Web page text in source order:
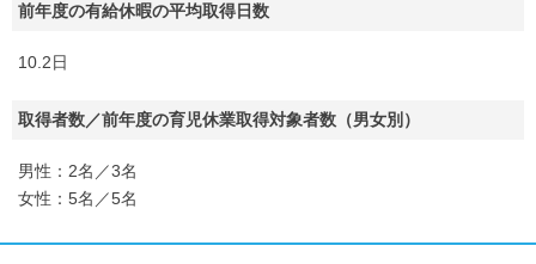
前年度の有給休暇の平均取得日数
10.2日
取得者数／前年度の育児休業取得対象者数（男女別）
男性：2名／3名
女性：5名／5名